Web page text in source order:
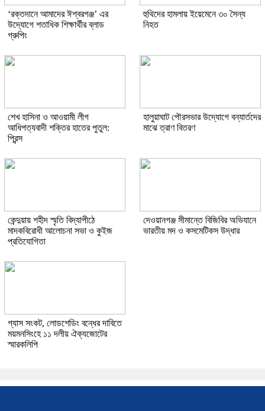
‘রক্তদানে আমাদের ঈশ্বরগঞ্জ’ এর
উদ্যোগে শতাধিক শিক্ষার্থীর ব্লাড
গ্রুপিং
হুথিদের হামলায় ইয়েমেনে ৩০ সৈন্য
নিহত
শেখ হাসিনা ও আওয়ামী লীগ
আধিপত্যবাদী শক্তির হাতের পুতুল:
প্রিন্স
হালুয়াঘাট পৌরসভার উদ্যোগে বন্যার্তদের
মাঝে ত্রাণ বিতরণ
কেন্দুয়ায় শহীদ স্মৃতি বিদ্যাপীঠে
মাদকবিরোধী আলোচনা সভা ও কুইজ
প্রতিযোগিতা
দেওয়ানগঞ্জ সীমান্তে বিজিবির অভিযানে
ভারতীয় মদ ও কসমেটিকস উদ্ধার
গ্যাস সংকট, লোডশেডিং বন্ধের দাবিতে
ময়মনসিংহে ১১ দলীয় ঐক্যজোটের
স্মারকলিপি